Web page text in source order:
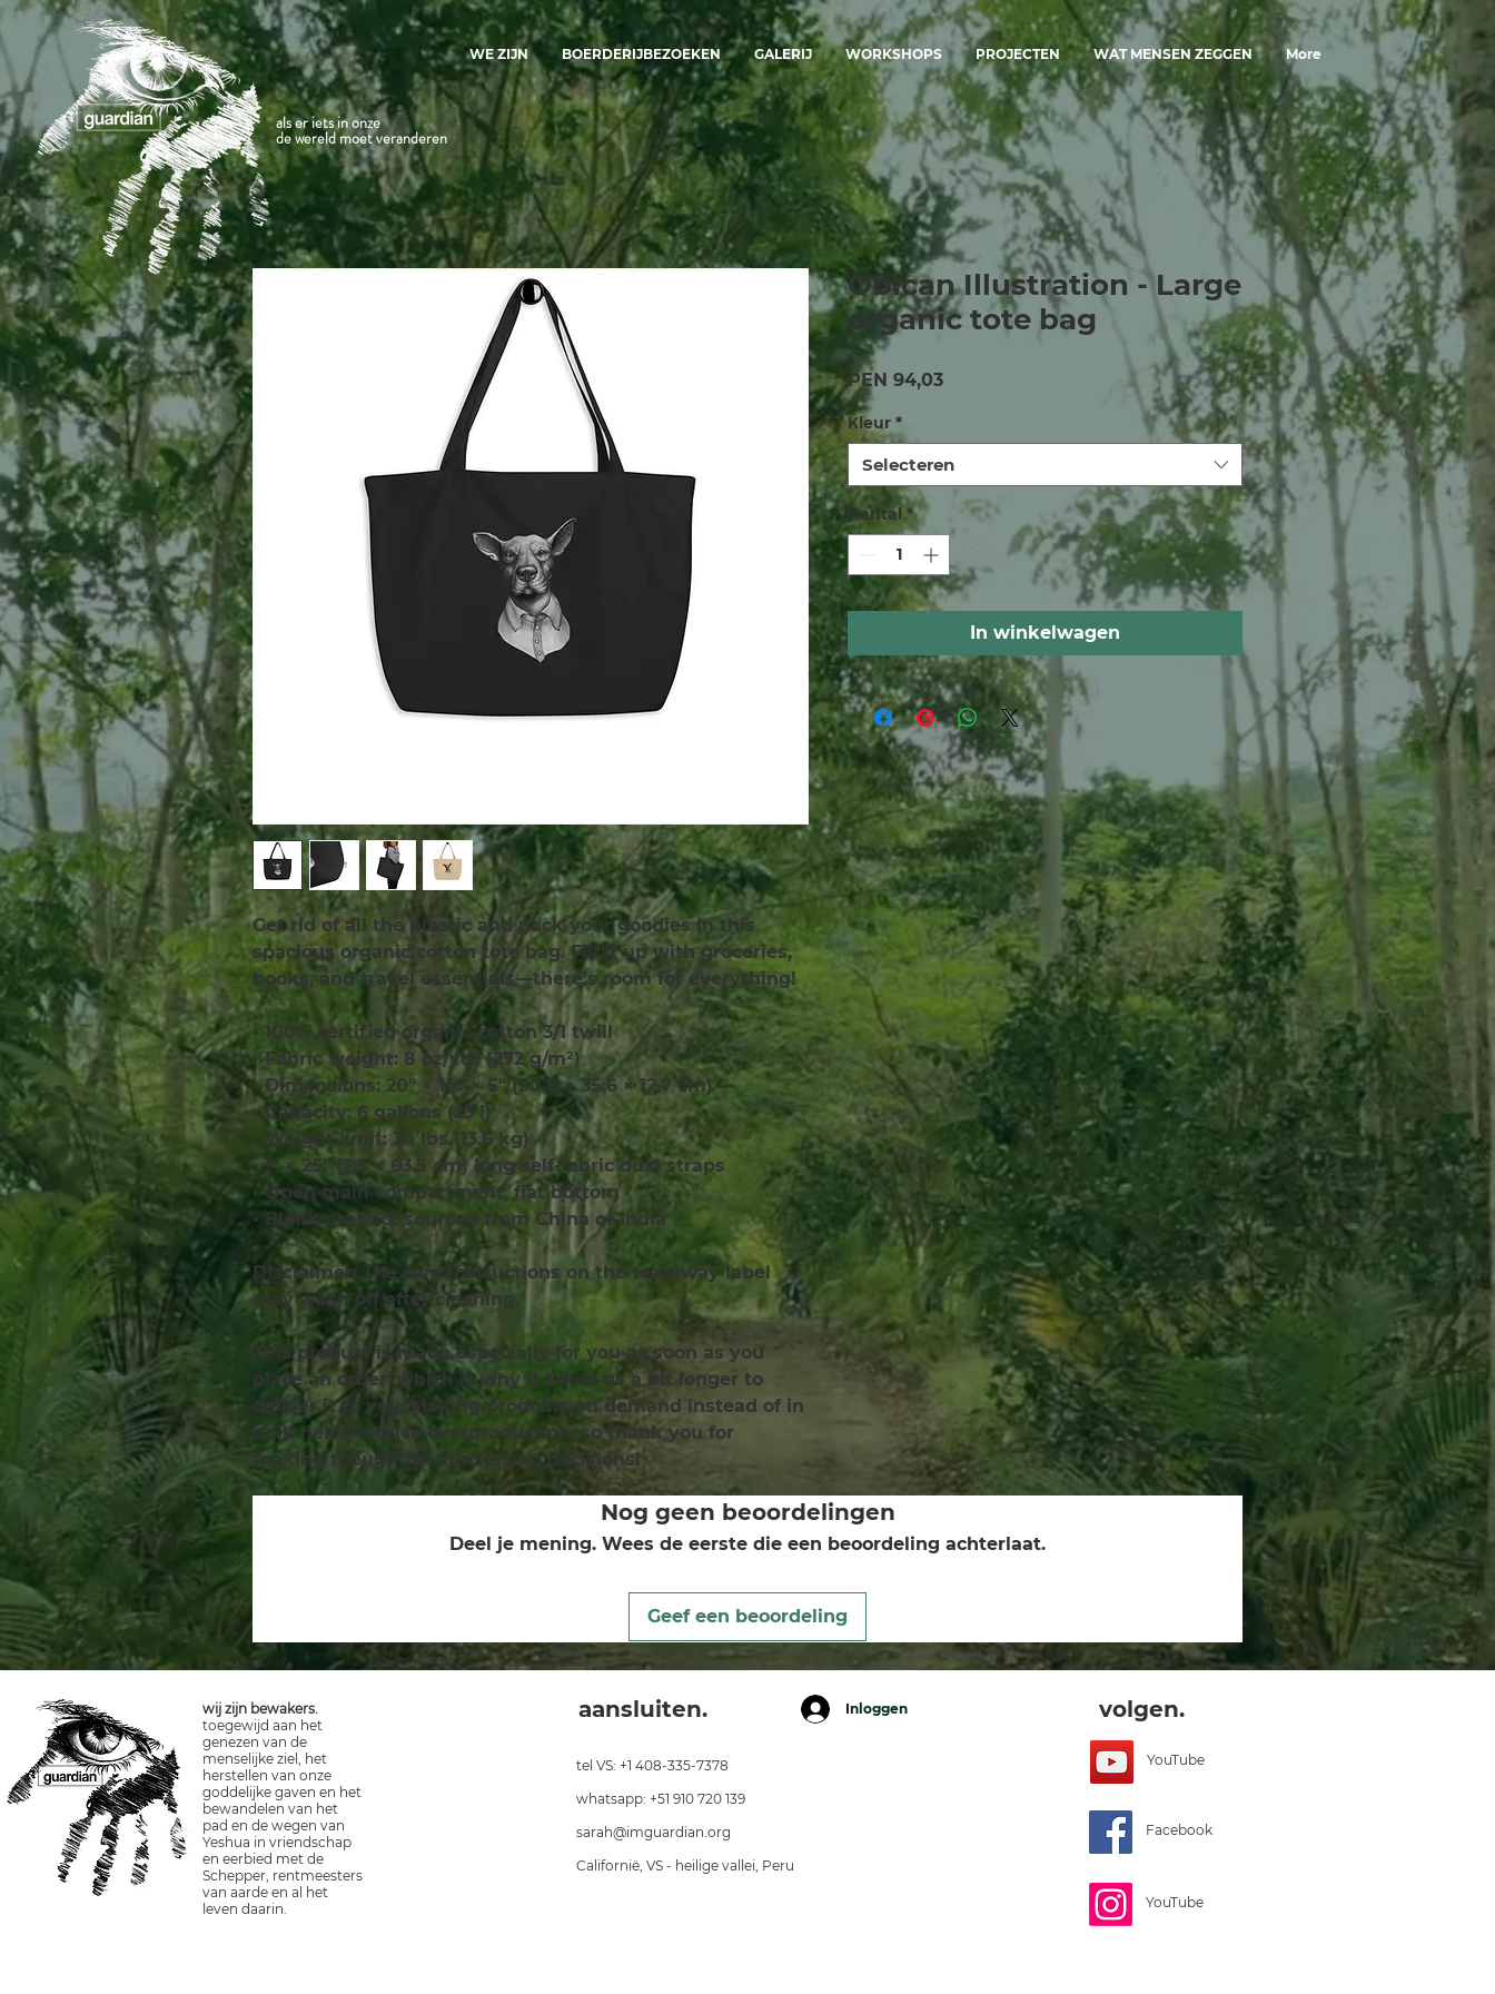
als er iets in onze
de wereld moet veranderen
WE ZIJN BOERDERIJBEZOEKEN GALERIJ WORKSHOPS PROJECTEN WAT MENSEN ZEGGEN More
Get rid of all the plastic and pack your goodies in this
spacious organic cotton tote bag. Fill it up with groceries,
books, and travel essentials—there’s room for everything!
• 100% certified organic cotton 3/1 twill
• Fabric weight: 8 oz/yd² (272 g/m²)
• Dimensions: 20″ × 14″ × 5″ (50.8 × 35.6 × 12.7 cm)
• Capacity: 6 gallons (23 l)
• Weight limit: 30 lbs (13.6 kg)
• 1″ × 25″ (2.5 × 63.5 cm) long self-fabric dual straps
• Open main compartment, flat bottom
• Blank product sourced from China or India
Disclaimer: The care instructions on the tearaway label
may wash off after cleaning.
This product is made especially for you as soon as you
place an order, which is why it takes us a bit longer to
deliver it to you. Making products on demand instead of in
bulk helps reduce overproduction, so thank you for
making thoughtful purchasing decisions!
Obican Illustration - Large
organic tote bag
PEN 94,03Prijs
Kleur *
Selecteren
Aantal *
In winkelwagen
Nog geen beoordelingen
Deel je mening. Wees de eerste die een beoordeling achterlaat.
Geef een beoordeling
wij zijn bewakers.
toegewijd aan het
genezen van de
menselijke ziel, het
herstellen van onze
goddelijke gaven en het
bewandelen van het
pad en de wegen van
Yeshua in vriendschap
en eerbied met de
Schepper, rentmeesters
van aarde en al het
leven daarin.
aansluiten. Inloggen
tel VS: +1 408-335-7378
whatsapp: +51 910 720 139
sarah@imguardian.org
Californië, VS - heilige vallei, Peru
volgen.
YouTube
Facebook
YouTube